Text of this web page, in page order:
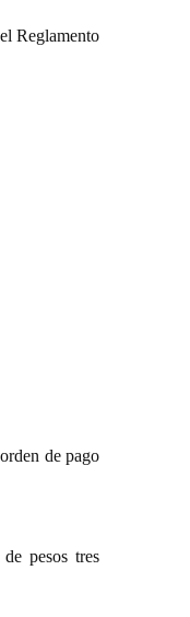
Reglamento
de pago
pesos tres